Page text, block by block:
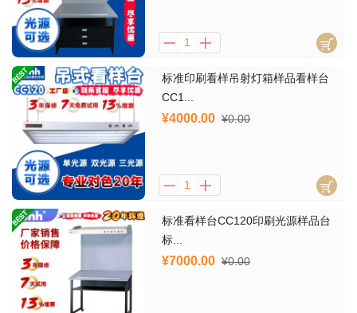
标准印刷看样吊射灯箱样品看样台
CC1...
¥4000.00 ¥0.00
标准看样台CC120印刷光源样品台
标...
¥7000.00 ¥0.00